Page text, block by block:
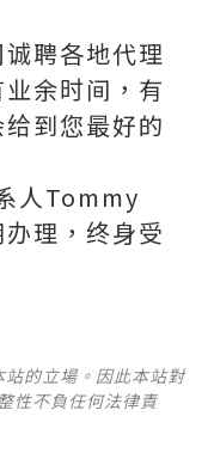
聘各地代理
余时间，有
到您最好的
人Tommy
理，终身受
的立場。因此本站對
性不負任何法律責